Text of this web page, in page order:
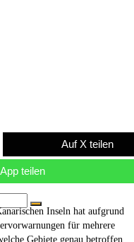
Auf X teilen
teilen
Inseln hat aufgrund
für mehrere
Gebiete genau betroffen